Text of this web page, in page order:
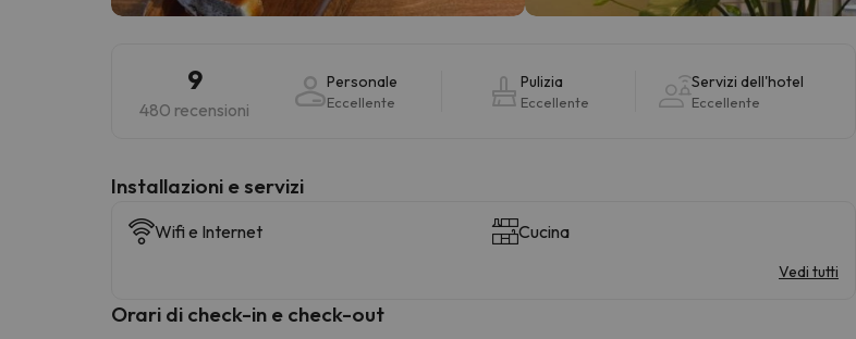
9
480 recensioni
Personale
Eccellente
Pulizia
Eccellente
Servizi dell'hotel
Eccellente
Installazioni e servizi
Wifi e Internet Cucina
Vedi tutti
Orari di check-in e check-out